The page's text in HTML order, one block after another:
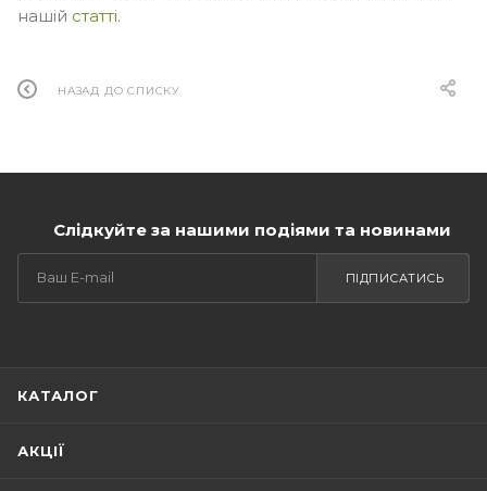
нашій статті.
НАЗАД ДО СПИСКУ
Слідкуйте за нашими подіями та новинами
ПІДПИСАТИСЬ
КАТАЛОГ
АКЦІЇ